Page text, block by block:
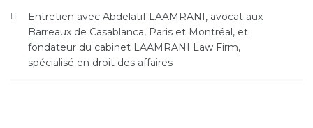
Entretien avec Abdelatif LAAMRANI, avocat aux
Barreaux de Casablanca, Paris et Montréal, et
fondateur du cabinet LAAMRANI Law Firm,
spécialisé en droit des affaires